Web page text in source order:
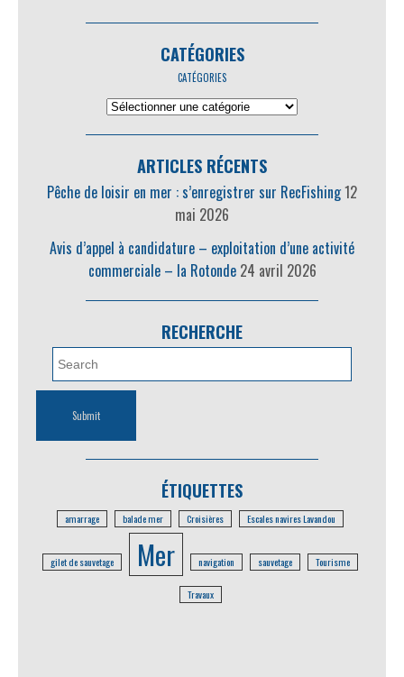
CATÉGORIES
CATÉGORIES
ARTICLES RÉCENTS
Pêche de loisir en mer : s’enregistrer sur RecFishing12
mai 2026
Avis d’appel à candidature – exploitation d’une activité
commerciale – la Rotonde 24 avril 2026
RECHERCHE
ÉTIQUETTES
amarrage balade mer Croisières Escales navires Lavandou
gilet de sauvetage Mer navigation sauvetage Tourisme
Travaux